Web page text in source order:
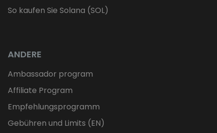
So kaufen Sie Solana (SOL)
ANDERE
Ambassador program
Affiliate Program
Empfehlungsprogramm
Gebühren und Limits (EN)